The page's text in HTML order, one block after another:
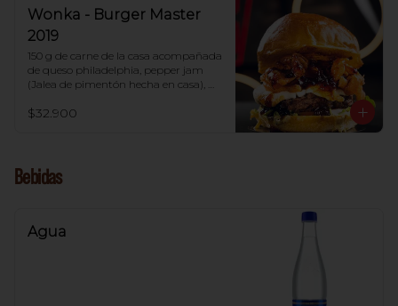
Wonka - Burger Master
2019
150 g de carne de la casa acompañada
de queso philadelphia, pepper jam
(Jalea de pimentón hecha en casa),
pan de papa.
$32.900
Bebidas
Agua